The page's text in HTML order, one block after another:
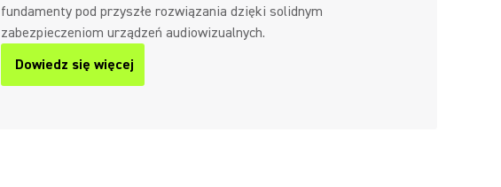
fundamenty pod przyszłe rozwiązania dzięki solidnym
zabezpieczeniom urządzeń audiowizualnych.
Dowiedz się więcej